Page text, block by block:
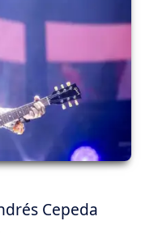
Cepeda